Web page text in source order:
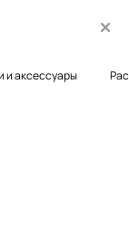
и аксессуары